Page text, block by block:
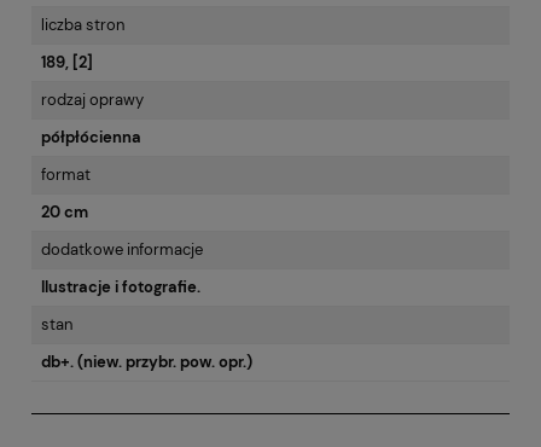
liczba stron
189, [2]
rodzaj oprawy
półpłócienna
format
20 cm
dodatkowe informacje
Ilustracje i fotografie.
stan
db+. (niew. przybr. pow. opr.)